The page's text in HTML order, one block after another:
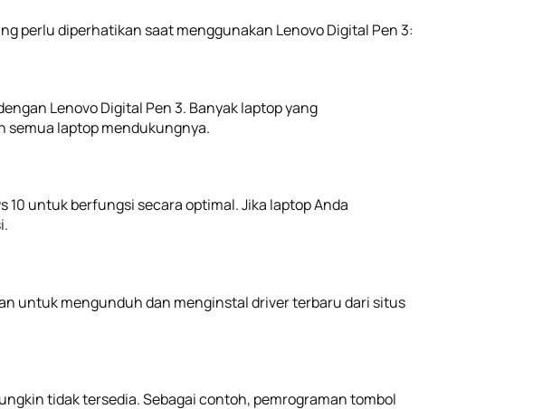
perlu diperhatikan saat menggunakan Lenovo Digital Pen 3:
Lenovo Digital Pen 3. Banyak laptop yang
semua laptop mendukungnya.
untuk berfungsi secara optimal. Jika laptop Anda
untuk mengunduh dan menginstal driver terbaru dari situs
tidak tersedia. Sebagai contoh, pemrograman tombol